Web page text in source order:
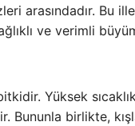
arasındadır. Bu
ve verimli
Yüksek
Bununla birlikte,